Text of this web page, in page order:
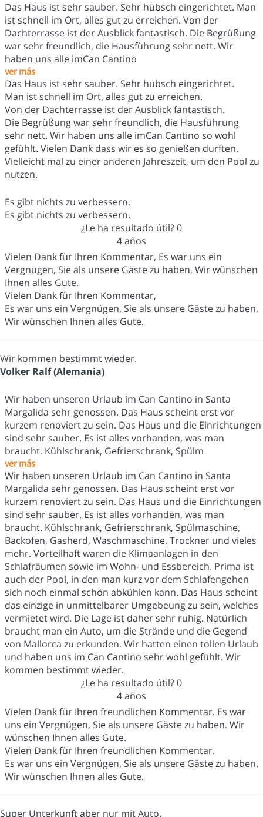
Das Haus ist sehr sauber. Sehr hübsch eingerichtet. Man
ist schnell im Ort, alles gut zu erreichen. Von der
Dachterrasse ist der Ausblick fantastisch. Die Begrüßung
war sehr freundlich, die Hausführung sehr nett. Wir
haben uns alle imCan Cantino
ver más
Das Haus ist sehr sauber. Sehr hübsch eingerichtet.
Man ist schnell im Ort, alles gut zu erreichen.
Von der Dachterrasse ist der Ausblick fantastisch.
Die Begrüßung war sehr freundlich, die Hausführung
sehr nett. Wir haben uns alle imCan Cantino so wohl
gefühlt. Vielen Dank dass wir es so genießen durften.
Vielleicht mal zu einer anderen Jahreszeit, um den Pool zu
nutzen.
Es gibt nichts zu verbessern.
Es gibt nichts zu verbessern.
¿Le ha resultado útil?0
4 años
Vielen Dank für Ihren Kommentar, Es war uns ein
Vergnügen, Sie als unsere Gäste zu haben, Wir wünschen
Ihnen alles Gute.
Vielen Dank für Ihren Kommentar,
Es war uns ein Vergnügen, Sie als unsere Gäste zu haben,
Wir wünschen Ihnen alles Gute.
Wir kommen bestimmt wieder.
Volker Ralf (Alemania)
Wir haben unseren Urlaub im Can Cantino in Santa
Margalida sehr genossen. Das Haus scheint erst vor
kurzem renoviert zu sein. Das Haus und die Einrichtungen
sind sehr sauber. Es ist alles vorhanden, was man
braucht. Kühlschrank, Gefrierschrank, Spülm
ver más
Wir haben unseren Urlaub im Can Cantino in Santa
Margalida sehr genossen. Das Haus scheint erst vor
kurzem renoviert zu sein. Das Haus und die Einrichtungen
sind sehr sauber. Es ist alles vorhanden, was man
braucht. Kühlschrank, Gefrierschrank, Spülmaschine,
Backofen, Gasherd, Waschmaschine, Trockner und vieles
mehr. Vorteilhaft waren die Klimaanlagen in den
Schlafräumen sowie im Wohn- und Essbereich. Prima ist
auch der Pool, in den man kurz vor dem Schlafengehen
sich noch einmal schön abkühlen kann. Das Haus scheint
das einzige in unmittelbarer Umgebeung zu sein, welches
vermietet wird. Die Lage ist daher sehr ruhig. Natürlich
braucht man ein Auto, um die Strände und die Gegend
von Mallorca zu erkunden. Wir hatten einen tollen Urlaub
und haben uns im Can Cantino sehr wohl gefühlt. Wir
kommen bestimmt wieder.
¿Le ha resultado útil?0
4 años
Vielen Dank für Ihren freundlichen Kommentar. Es war
uns ein Vergnügen, Sie als unsere Gäste zu haben. Wir
wünschen Ihnen alles Gute.
Vielen Dank für Ihren freundlichen Kommentar.
Es war uns ein Vergnügen, Sie als unsere Gäste zu haben.
Wir wünschen Ihnen alles Gute.
Super Unterkunft aber nur mit Auto.